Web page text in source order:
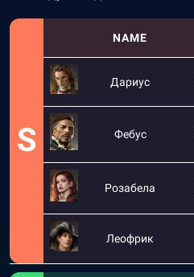
S
NAME
Дариус
Фебус
Розабела
Леофрик